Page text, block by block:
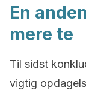
En
mere te
Til sidst
vigtig